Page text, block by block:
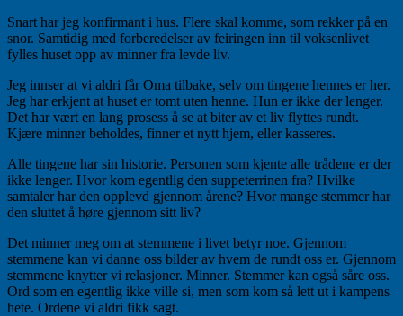
Snart har jeg konfirmant i hus. Flere skal komme, som rekker på en
snor. Samtidig med forberedelser av feiringen inn til voksenlivet
fylles huset opp av minner fra levde liv.
Jeg innser at vi aldri får Oma tilbake, selv om tingene hennes er her.
Jeg har erkjent at huset er tomt uten henne. Hun er ikke der lenger.
Det har vært en lang prosess å se at biter av et liv flyttes rundt.
Kjære minner beholdes, finner et nytt hjem, eller kasseres.
Alle tingene har sin historie. Personen som kjente alle trådene er der
ikke lenger. Hvor kom egentlig den suppeterrinen fra? Hvilke
samtaler har den opplevd gjennom årene? Hvor mange stemmer har
den sluttet å høre gjennom sitt liv?
Det minner meg om at stemmene i livet betyr noe. Gjennom
stemmene kan vi danne oss bilder av hvem de rundt oss er. Gjennom
stemmene knytter vi relasjoner. Minner. Stemmer kan også såre oss.
Ord som en egentlig ikke ville si, men som kom så lett ut i kampens
hete. Ordene vi aldri fikk sagt.